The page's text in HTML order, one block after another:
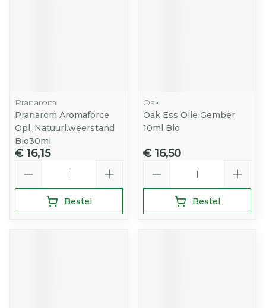
Pranarom
Pranarom Aromaforce
Opl. Natuurl.weerstand
Bio30ml
€ 16,15
Bestel
Oak
Oak Ess Olie Gember
10ml Bio
€ 16,50
Bestel